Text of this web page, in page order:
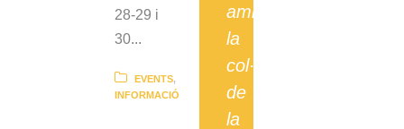
28-29 i
30...
EVENTS,
INFORMACIÓ
amb
la
col·laboració
de
la